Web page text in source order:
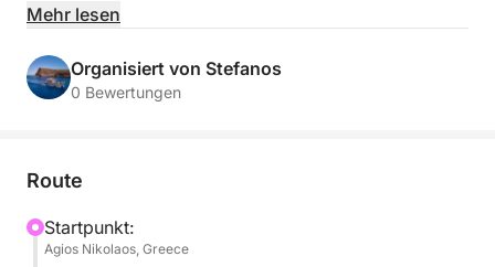
vom Meer aus und voller lokalem Charme.
Unter der Leitung eines erfahrenen Skippers aus
einer einheimischen Fischerfamilie genießen Sie die
Nikolaos. Ob Sie Ihr Glück beim Angeln versuchen,
die ruhige Seeluft genießen möchten – diese Tour
bietet Ihnen einen entspannten und persönlichen
Mehr lesen
Organisiert von Stefanos
0 Bewertungen
Route
Startpunkt:
Agios Nikolaos, Greece